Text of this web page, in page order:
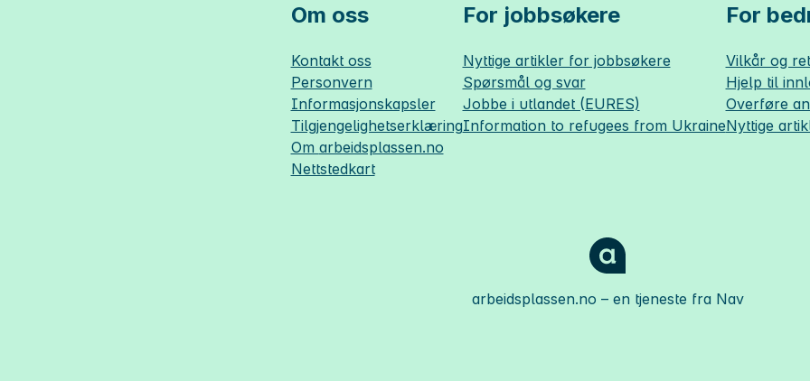
Om oss
Kontakt oss
Personvern
Informasjonskapsler
Tilgjengelighetserklæring
Om arbeidsplassen.no
Nettstedkart
For jobbsøkere
Nyttige artikler for jobbsøkere
Spørsmål og svar
Jobbe i utlandet (EURES)
Information to refugees from Ukraine
For
Vilkår og
Hjelp til
Overføre
Nyttige
arbeidsplassen.no – en tjeneste fra Nav